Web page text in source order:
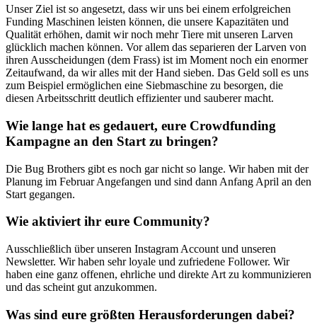
Unser Ziel ist so angesetzt, dass wir uns bei einem erfolgreichen
Funding Maschinen leisten können, die unsere Kapazitäten und
Qualität erhöhen, damit wir noch mehr Tiere mit unseren Larven
glücklich machen können. Vor allem das separieren der Larven von
ihren Ausscheidungen (dem Frass) ist im Moment noch ein enormer
Zeitaufwand, da wir alles mit der Hand sieben. Das Geld soll es uns
zum Beispiel ermöglichen eine Siebmaschine zu besorgen, die
diesen Arbeitsschritt deutlich effizienter und sauberer macht.
Wie lange hat es gedauert, eure Crowdfunding
Kampagne an den Start zu bringen?
Die Bug Brothers gibt es noch gar nicht so lange. Wir haben mit der
Planung im Februar Angefangen und sind dann Anfang April an den
Start gegangen.
Wie aktiviert ihr eure Community?
Ausschließlich über unseren Instagram Account und unseren
Newsletter. Wir haben sehr loyale und zufriedene Follower. Wir
haben eine ganz offenen, ehrliche und direkte Art zu kommunizieren
und das scheint gut anzukommen.
Was sind eure größten Herausforderungen dabei?